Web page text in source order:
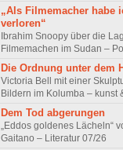
„Als Filmemacher habe
verloren“
Ibrahim Snoopy über die
Filmemachen im Sudan –
Die Ordnung unter dem
Victoria Bell mit einer
Bildern im Kolumba – kunst
Dem Tod abgerungen
„Eddos goldenes Lächeln“
Gaitano – Literatur 07/26